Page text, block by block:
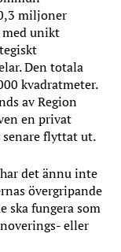
miljoner
med unikt
Den totala
kvadratmeter.
av Region
en privat
senare flyttat ut.
det ännu inte
övergripande
ska fungera som
eller